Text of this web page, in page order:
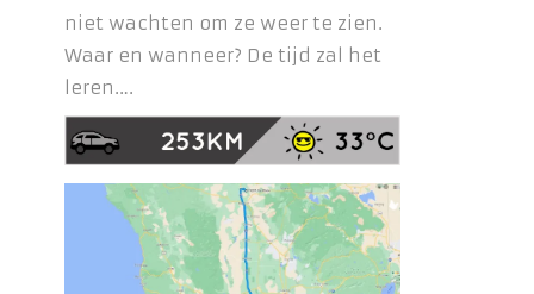
niet wachten om ze weer te zien.
Waar en wanneer? De tijd zal het
leren….